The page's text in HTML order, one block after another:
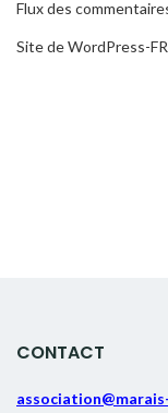
Flux des
Site de WordPress-FR
CONTACT